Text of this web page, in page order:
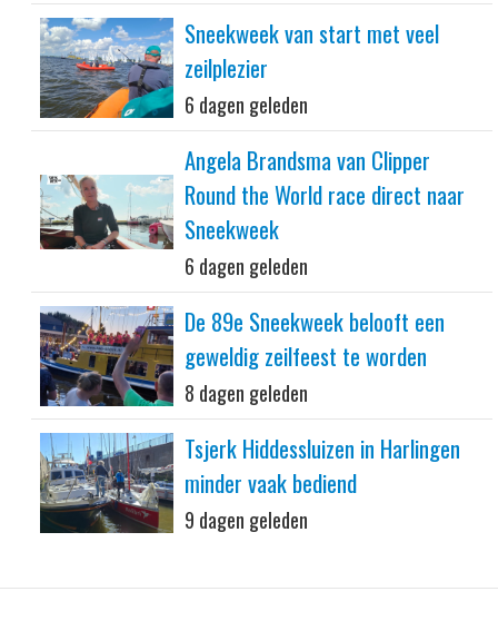
Sneekweek van start met veel
zeilplezier
6 dagen geleden
Angela Brandsma van Clipper
Round the World race direct naar
Sneekweek
6 dagen geleden
De 89e Sneekweek belooft een
geweldig zeilfeest te worden
8 dagen geleden
Tsjerk Hiddessluizen in Harlingen
minder vaak bediend
9 dagen geleden